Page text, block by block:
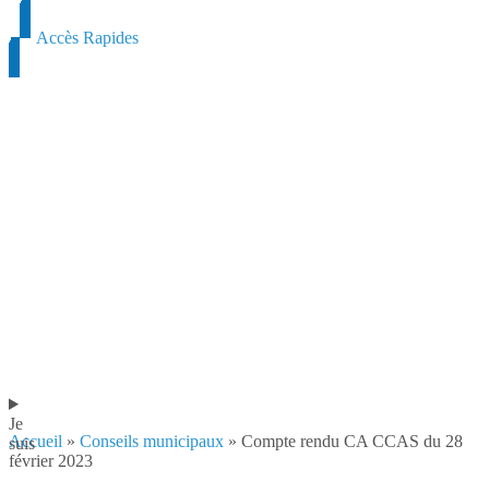
Accès Rapides
Je
suis
Accueil » Conseils municipaux » Compte rendu CA CCAS du 28
février 2023